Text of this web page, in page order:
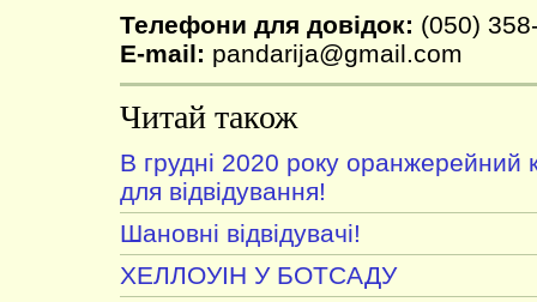
Телефони для довідок: (050)
E-mail: pandarija@gmail.com
Читай також
В грудні 2020 року оранжерейний
для відвідування!
Шановні відвідувачі!
ХЕЛЛОУІН У БОТСАДУ